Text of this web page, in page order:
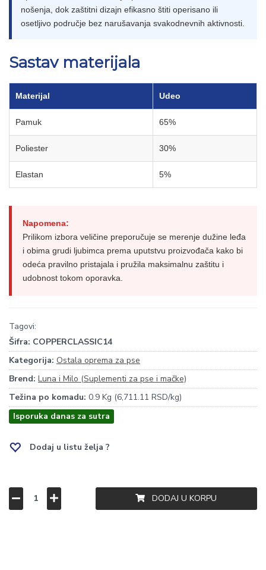
nošenja, dok zaštitni dizajn efikasno štiti operisano ili
osetljivo područje bez narušavanja svakodnevnih aktivnosti.
Sastav materijala
Materijal Udeo
Pamuk 65%
Poliester 30%
Elastan 5%
Napomena:
Prilikom izbora veličine preporučuje se merenje dužine leđa
i obima grudi ljubimca prema uputstvu proizvođača kako bi
odeća pravilno pristajala i pružila maksimalnu zaštitu i
udobnost tokom oporavka.
Tagovi:
Šifra: COPPERCLASSIC14
Kategorija: Ostala oprema za pse
Brend: Luna i Milo (Suplementi za pse i mačke)
Težina po komadu: 0.9 Kg (6,711.11 RSD/kg)
Isporuka danas za sutra
Dodaj u listu želja ?
DODAJ U KORPU